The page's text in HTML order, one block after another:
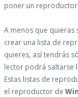
poner un
A menos que
crear una lista de
quieres, así tendrás
lector podrá saltarse
Estas listas de
el reproductor de